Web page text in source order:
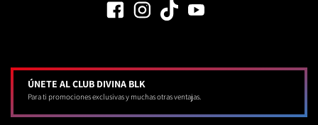
ÚNETE AL CLUB DIVINA BLK
Para ti promociones exclusivas y muchas otras ventajas.